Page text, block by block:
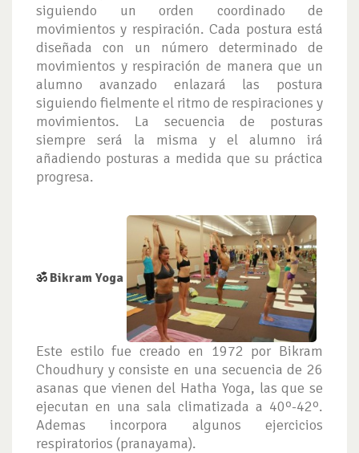
siguiendo un orden coordinado de
movimientos y respiración. Cada postura está
diseñada con un número determinado de
movimientos y respiración de manera que un
alumno avanzado enlazará las postura
siguiendo fielmente el ritmo de respiraciones y
movimientos. La secuencia de posturas
siempre será la misma y el alumno irá
añadiendo posturas a medida que su práctica
progresa.
ॐ Bikram Yoga
Este estilo fue creado en 1972 por Bikram
Choudhury y consiste en una secuencia de 26
asanas que vienen del Hatha Yoga, las que se
ejecutan en una sala climatizada a 40º-42º.
Ademas incorpora algunos ejercicios
respiratorios (pranayama).